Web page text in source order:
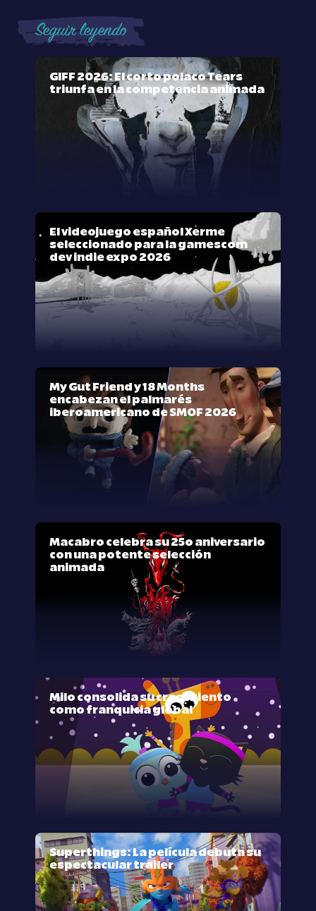
Seguir leyendo
GIFF 2026: El corto polaco Tears
triunfa en la competencia animada
El videojuego español Xerme
seleccionado para la gamescom
dev indie expo 2026
My Gut Friend y 18 Months
encabezan el palmarés
iberoamericano de SMOF 2026
Macabro celebra su 25º aniversario
con una potente selección
animada
Milo consolida su crecimiento
como franquicia global
Superthings: La película debuta su
espectacular trailer